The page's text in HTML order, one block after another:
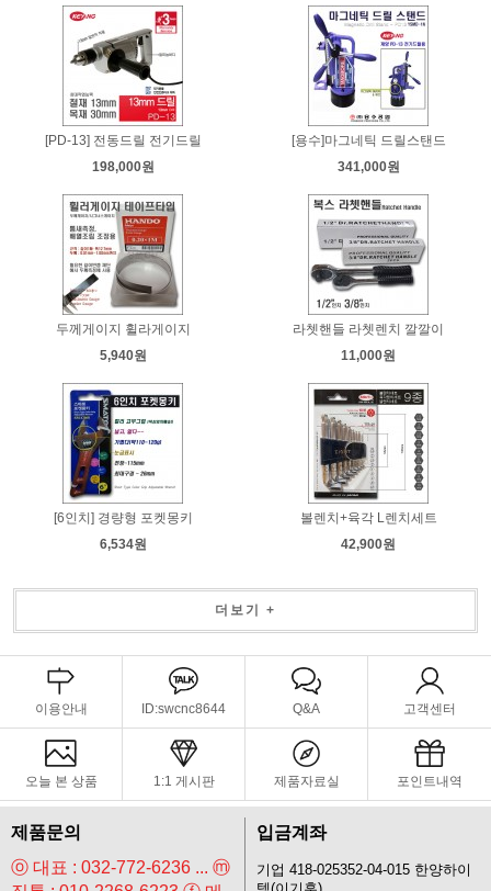
[PD-13] 전동드릴 전기드릴
198,000원
[용수]마그네틱 드릴스탠드
341,000원
두께게이지 휠라게이지
5,940원
라쳇핸들 라쳇렌치 깔깔이
11,000원
[6인치] 경량형 포켓몽키
6,534원
볼렌치+육각 L렌치세트
42,900원
더보기 +
이용안내 ID:swcnc8644 Q&A 고객센터
오늘 본 상품 1:1 게시판 제품자료실 포인트내역
제품문의
ⓞ 대표 : 032-772-6236 ... ⓜ
입금계좌
기업 418-025352-04-015 한양하이